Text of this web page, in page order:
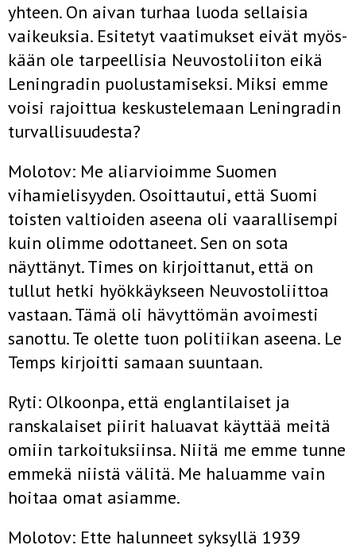
yhteen. On aivan turhaa luoda sellaisia
vaikeuksia. Esitetyt vaatimukset eivät myös­
kään ole tarpeellisia Neuvostoliiton eikä
Leningradin puolustamiseksi. Miksi emme
voisi rajoittua keskustelemaan Leningradin
turvallisuu­desta?
Molotov: Me aliarvioimme Suomen
vihamielisyyden. Osoittautui, että Suomi
toisten valtioiden aseena oli vaarallisempi
kuin olimme odottaneet. Sen on sota
näyttänyt. Times on kirjoittanut, että on
tullut hetki hyökkäykseen Neuvostoliittoa
vastaan. Tämä oli hävyttömän avoimesti
sanottu. Te olette tuon politiikan aseena. Le
Temps kirjoitti samaan suuntaan.
Ryti: Olkoonpa, että englantilaiset ja
ranskalaiset piirit haluavat käyttää meitä
omiin tarkoituksiinsa. Niitä me emme tunne
emmekä niistä välitä. Me haluamme vain
hoitaa omat asiamme.
Molotov: Ette halunneet syksyllä 1939